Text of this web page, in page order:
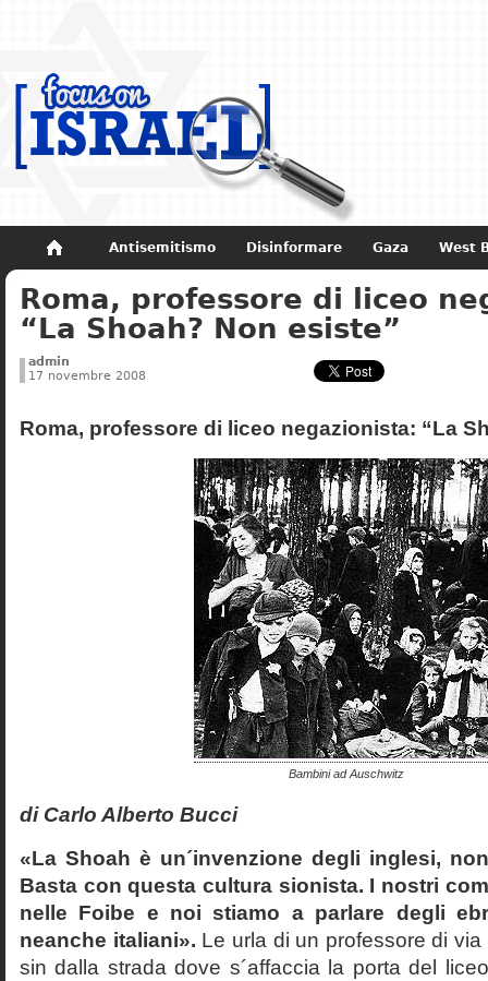
Antisemitismo Disinformare Gaza West
Non dimenticare Storia di Israele
Roma, professore di liceo
“La Shoah? Non esiste”
admin
17 novembre 2008
Roma, professore di liceo negazionista: “La
Bambini ad Auschwitz
di Carlo Alberto Bucci
«La Shoah è un´invenzione degli inglesi,
Basta con questa cultura sionista. I nostri
nelle Foibe e noi stiamo a parlare degli
neanche italiani». Le urla di un professore di
sin dalla strada dove s´affaccia la porta del